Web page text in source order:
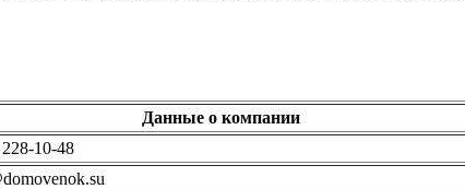
Данные о компании
10-48